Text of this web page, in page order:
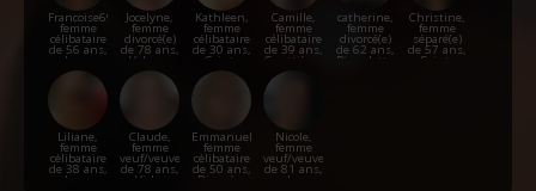
Francoise69,
femme
célibataire
de 56 ans,
Lyon
Jocelyne,
femme
divorcé(e)
de 78 ans,
Valence
Kathleen,
femme
célibataire
de 30 ans,
Saint-
François-
Longchamp
Camille,
femme
célibataire
de 39 ans,
Gouttières
catherine,
femme
divorcé(e)
de 62 ans,
Pierrelatte
Christine,
femme
séparé(e)
de 57 ans,
Saint-
Liliane,
femme
célibataire
de 38 ans,
Lyon
Claude,
femme
veuf/veuve
de 78 ans,
Vichy
Emmanuelle,
femme
célibataire
de 50 ans,
Riom-ès-
Nicole,
femme
veuf/veuve
de 81 ans,
Le